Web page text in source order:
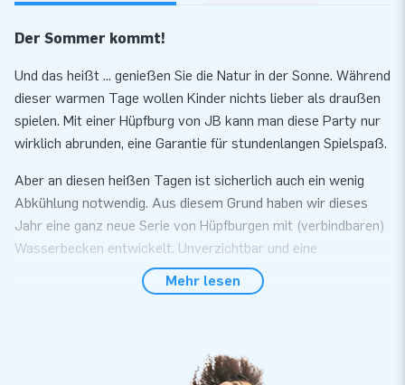
Der Sommer kommt!
Und das heißt ... genießen Sie die Natur in der Sonne. Während
dieser warmen Tage wollen Kinder nichts lieber als draußen
spielen. Mit einer Hüpfburg von JB kann man diese Party nur
wirklich abrunden, eine Garantie für stundenlangen Spielspaß.
Aber an diesen heißen Tagen ist sicherlich auch ein wenig
Abkühlung notwendig. Aus diesem Grund haben wir dieses
Jahr eine ganz neue Serie von Hüpfburgen mit (verbindbaren)
Wasserbecken entwickelt. Unverzichtbar und eine
Erweiterung Ihres Sortiments! Alle unsere Hüpfburgen
werden mit einem Zertifikat für die Verwendung mit Wasser
Somit ist es okay wenn Sie einen Tag lang regnen, Sie können
nämlich die Hüpfburg auch Indoor platzieren und mit einem
Mehr lesen